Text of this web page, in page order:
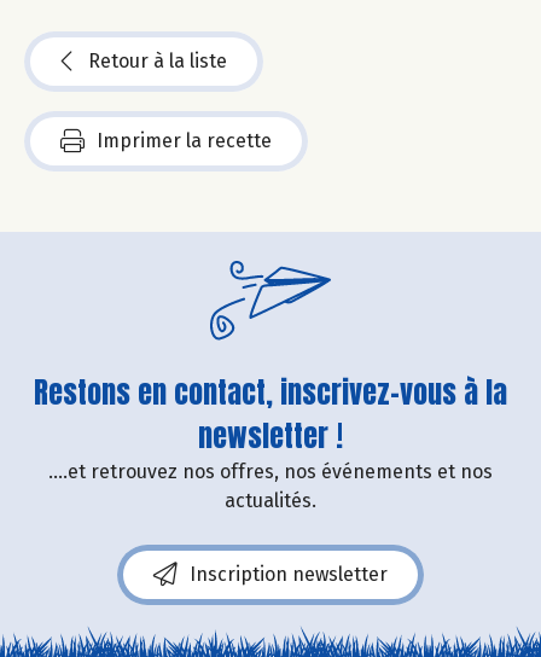
Retour à la liste
Imprimer la recette
Restons en contact, inscrivez-vous à la
newsletter !
....et retrouvez nos offres, nos événements et nos
actualités.
Inscription newsletter